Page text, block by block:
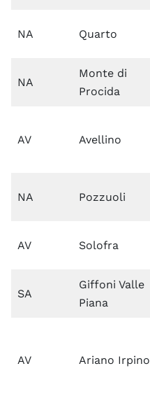
NA Quarto
NA
Monte di
Procida
AV Avellino
NA Pozzuoli
AV Solofra
SA
Giffoni Valle
Piana
AV Ariano Irpino